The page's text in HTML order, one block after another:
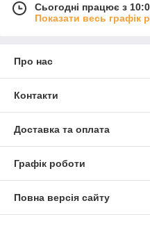
Сьогодні працює з
Показати весь графік
Про нас
Контакти
Доставка та оплата
Графік роботи
Повна версія сайту